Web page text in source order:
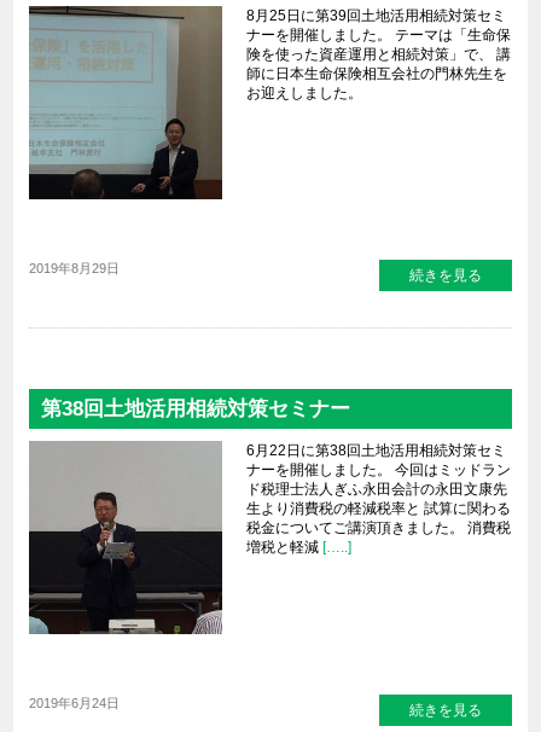
8月25日に第39回土地活用相続対策セミ
ナーを開催しました。 テーマは「生命保
険を使った資産運用と相続対策」で、 講
師に日本生命保険相互会社の門林先生を
お迎えしました。
2019年8月29日 続きを見る
第38回土地活用相続対策セミナー
6月22日に第38回土地活用相続対策セミ
ナーを開催しました。 今回はミッドラン
ド税理士法人ぎふ永田会計の永田文康先
生より消費税の軽減税率と 試算に関わる
税金についてご講演頂きました。 消費税
増税と軽減[…..]
2019年6月24日 続きを見る